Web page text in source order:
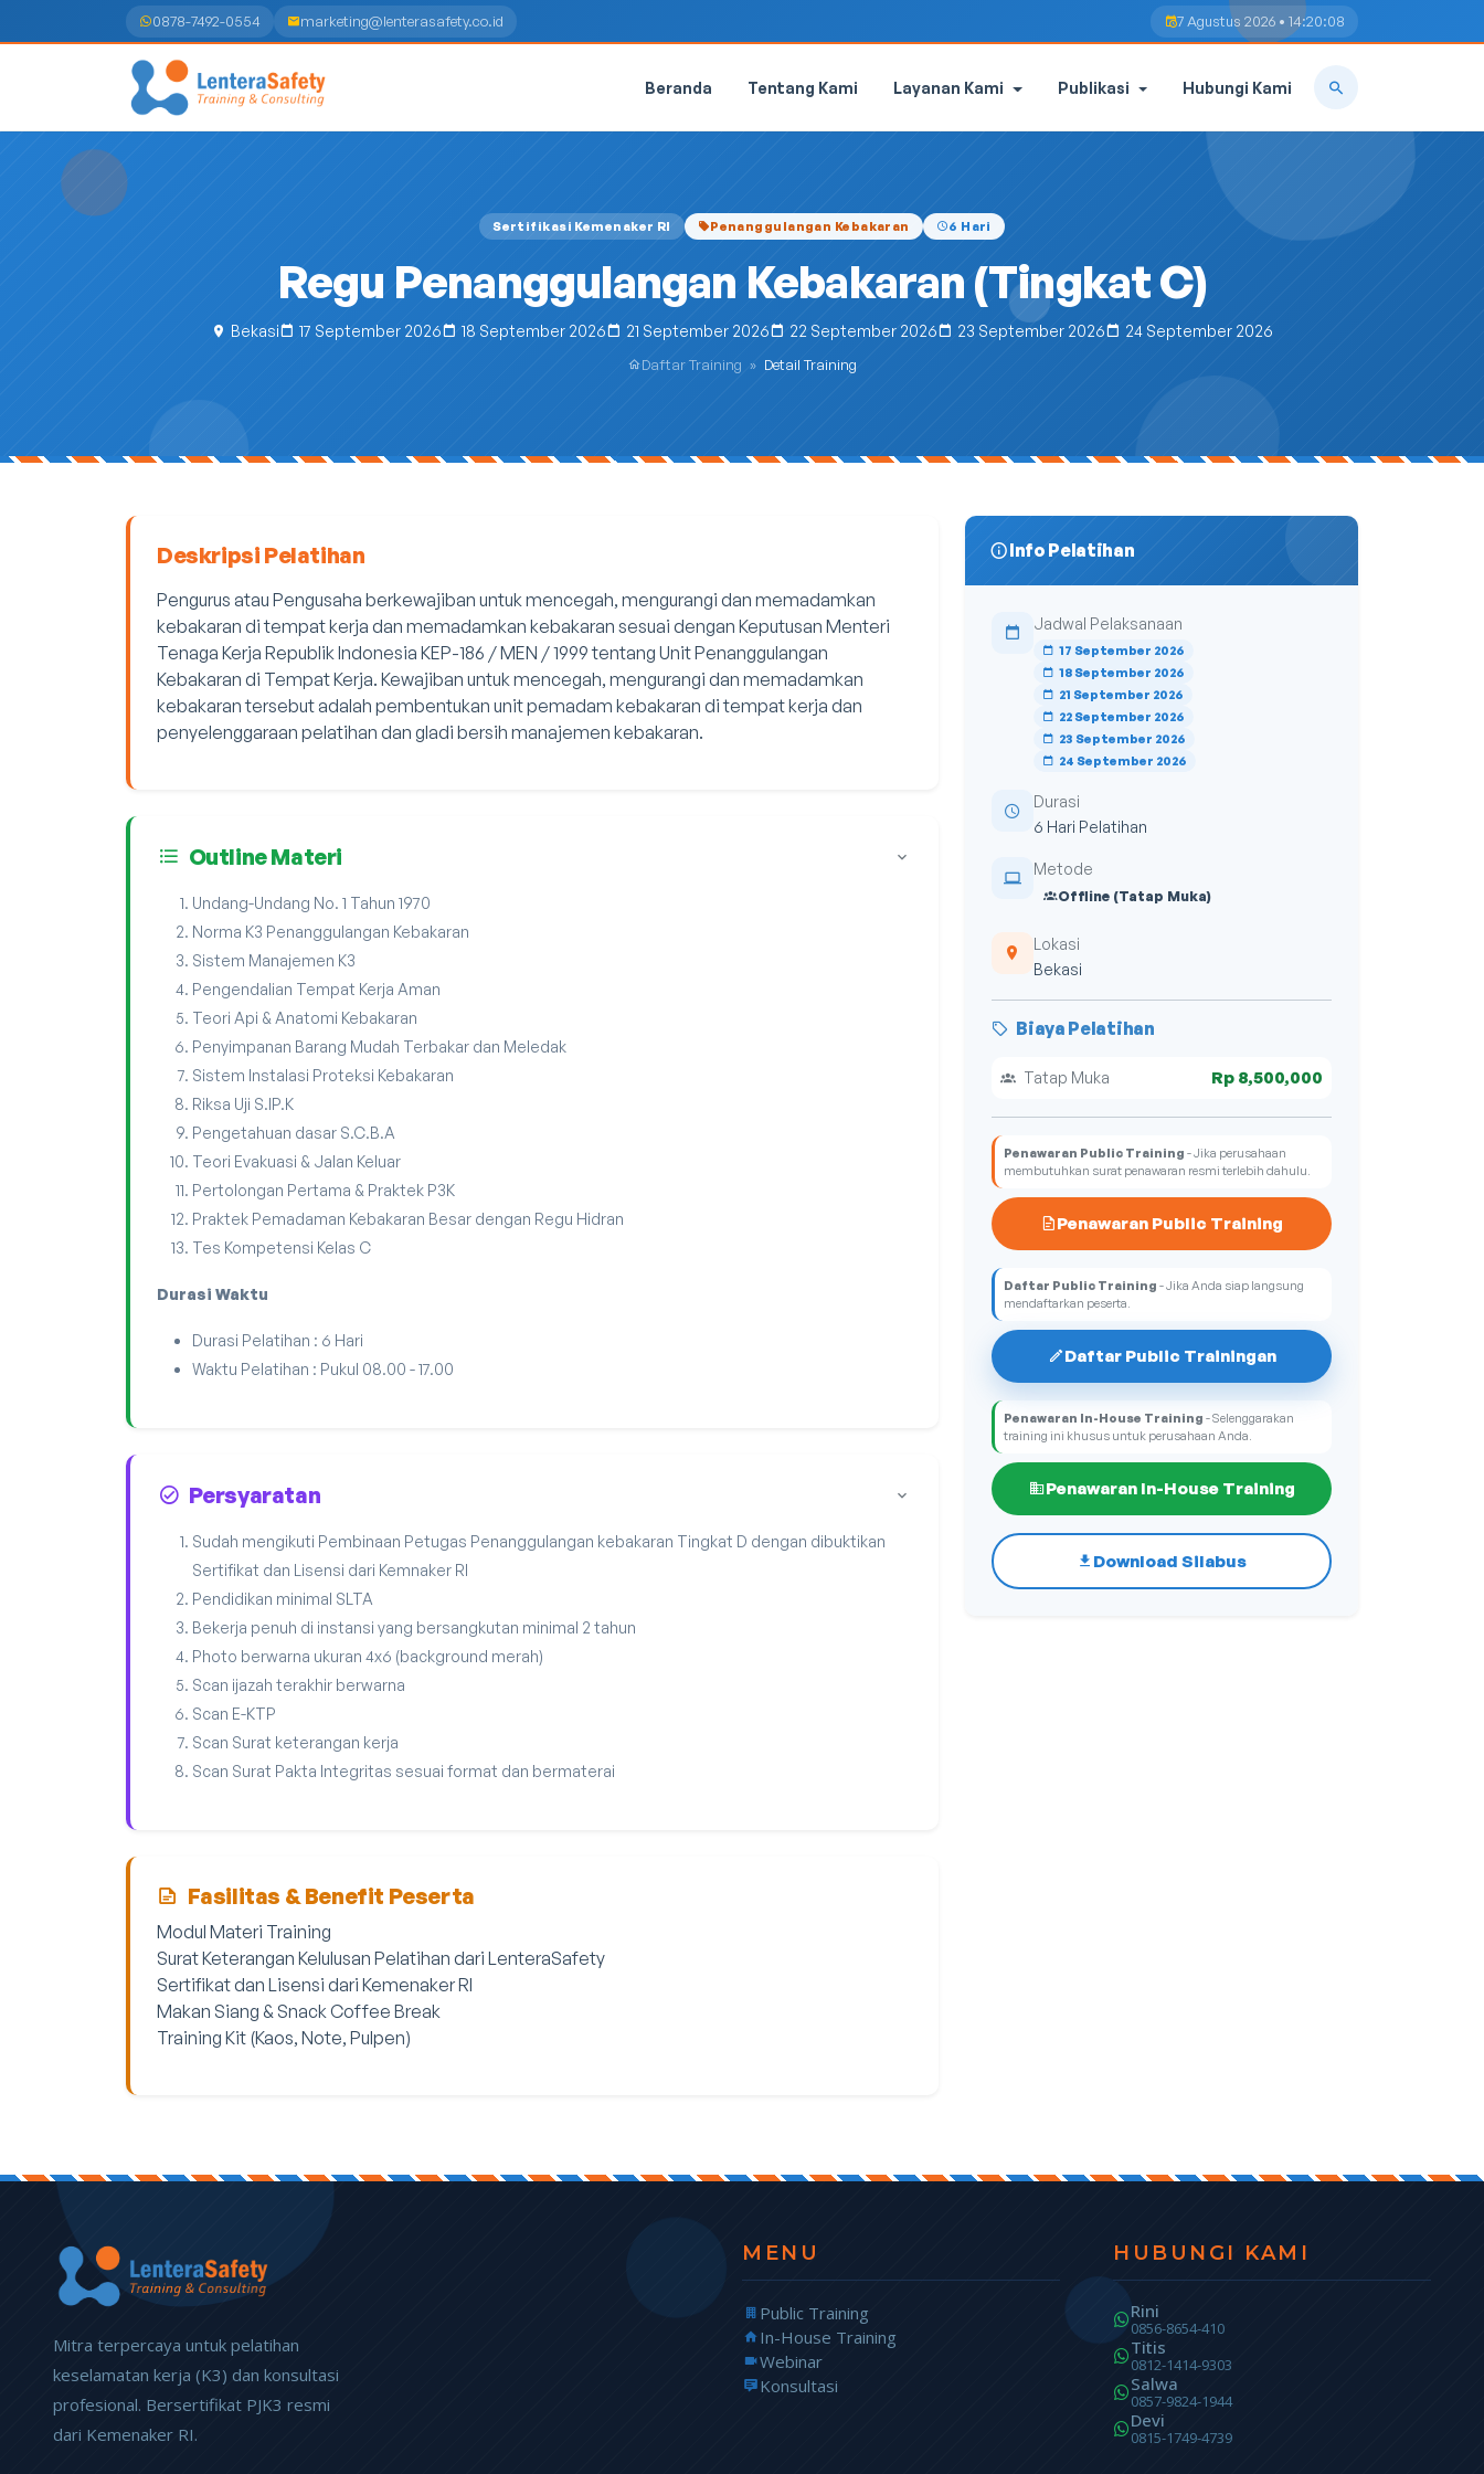
0878-7492-0554 marketing@lenterasafety.co.id 7 Agustus 2026 • 14:20:09
Beranda Tentang Kami Layanan Kami Publikasi Hubungi Kami
Sertifikasi Kemenaker RI Penanggulangan Kebakaran 6 Hari
Regu Penanggulangan Kebakaran (Tingkat C)
Bekasi 17 September 2026 18 September 2026 21 September 2026 22 September 2026 23 September 2026 24 September 2026
Daftar Training » Detail Training
Deskripsi Pelatihan
Pengurus atau Pengusaha berkewajiban untuk mencegah, mengurangi dan memadamkan
kebakaran di tempat kerja dan memadamkan kebakaran sesuai dengan Keputusan Menteri
Tenaga Kerja Republik Indonesia KEP-186 / MEN / 1999 tentang Unit Penanggulangan
Kebakaran di Tempat Kerja. Kewajiban untuk mencegah, mengurangi dan memadamkan
kebakaran tersebut adalah pembentukan unit pemadam kebakaran di tempat kerja dan
penyelenggaraan pelatihan dan gladi bersih manajemen kebakaran.
Outline Materi
Undang-Undang No. 1 Tahun 1970
Norma K3 Penanggulangan Kebakaran
Sistem Manajemen K3
Pengendalian Tempat Kerja Aman
Teori Api & Anatomi Kebakaran
Penyimpanan Barang Mudah Terbakar dan Meledak
Sistem Instalasi Proteksi Kebakaran
Riksa Uji S.IP.K
Pengetahuan dasar S.C.B.A
Teori Evakuasi & Jalan Keluar
Pertolongan Pertama & Praktek P3K
Praktek Pemadaman Kebakaran Besar dengan Regu Hidran
Tes Kompetensi Kelas C
Durasi Waktu
Durasi Pelatihan : 6 Hari
Waktu Pelatihan : Pukul 08.00 - 17.00
Persyaratan
Sudah mengikuti Pembinaan Petugas Penanggulangan kebakaran Tingkat D dengan dibuktikan
Sertifikat dan Lisensi dari Kemnaker RI
Pendidikan minimal SLTA
Bekerja penuh di instansi yang bersangkutan minimal 2 tahun
Photo berwarna ukuran 4x6 (background merah)
Scan ijazah terakhir berwarna
Scan E-KTP
Scan Surat keterangan kerja
Scan Surat Pakta Integritas sesuai format dan bermaterai
Fasilitas & Benefit Peserta
Modul Materi Training
Surat Keterangan Kelulusan Pelatihan dari LenteraSafety
Sertifikat dan Lisensi dari Kemenaker RI
Makan Siang & Snack Coffee Break
Training Kit (Kaos, Note, Pulpen)
Info Pelatihan
Jadwal Pelaksanaan
17 September 2026
18 September 2026
21 September 2026
22 September 2026
23 September 2026
24 September 2026
Durasi
6 Hari Pelatihan
Metode
Offline (Tatap Muka)
Lokasi
Bekasi
Biaya Pelatihan
Tatap Muka Rp 8,500,000
Penawaran Public Training - Jika perusahaan
membutuhkan surat penawaran resmi terlebih dahulu.
Penawaran Public Training
Daftar Public Training - Jika Anda siap langsung
mendaftarkan peserta.
Daftar Public Trainingan
Penawaran In-House Training - Selenggarakan
training ini khusus untuk perusahaan Anda.
Penawaran In-House Training
Download Silabus
Mitra terpercaya untuk pelatihan
keselamatan kerja (K3) dan konsultasi
profesional. Bersertifikat PJK3 resmi
dari Kemenaker RI.
MENU
Public Training
In-House Training
Webinar
Konsultasi
HUBUNGI KAMI
Rini
0856-8654-410
Titis
0812-1414-9303
Salwa
0857-9824-1944
Devi
0815-1749-4739